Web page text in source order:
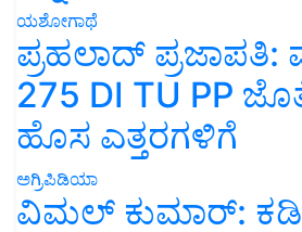
ಯಶೋಗಾಥೆ
ಪ್ರಹಲಾದ್ ಪ್ರಜಾಪತಿ:
275 DI TU PP
ಹೊಸ ಎತ್ತರಗಳಿಗೆ
ಅಗ್ರಿಪಿಡಿಯಾ
ವಿಮಲ್ ಕುಮಾರ್: